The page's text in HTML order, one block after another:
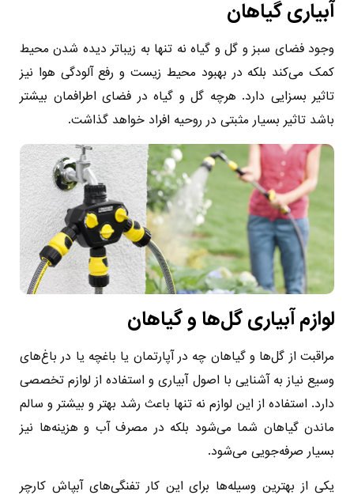
آبیاری گیاهان
وجود فضای سبز و گل و گیاه نه تنها به زیباتر دیده شدن محیط
کمک می‌کند بلکه در بهبود محیط زیست و رفع آلودگی هوا نیز
تاثیر بسزایی دارد. هرچه گل و گیاه در فضای اطرافمان بیشتر
باشد تاثیر بسیار مثبتی در روحیه افراد خواهد گذاشت.
لوازم آبیاری گل‌ها و گیاهان
مراقبت از گل‌ها و گیاهان چه در آپارتمان یا باغچه یا در باغ‌های
وسیع نیاز به آشنایی با اصول آبیاری و استفاده از لوازم تخصصی
دارد. استفاده از این لوازم نه تنها باعث رشد بهتر و بیشتر و سالم
ماندن گیاهان شما می‌شود بلکه در مصرف آب و هزینه‌ها نیز
بسیار صرفه‌جویی می‌شود.
یکی از بهترین وسیله‌ها برای این کار تفنگی‌های آبپاش کارچر